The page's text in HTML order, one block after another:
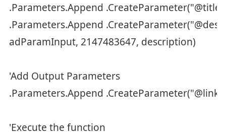
.Parameters.Append
.Parameters.Append
adParamInput, 2147483647, description)
'Add Output Parameters
.Parameters.Append
'Execute the function